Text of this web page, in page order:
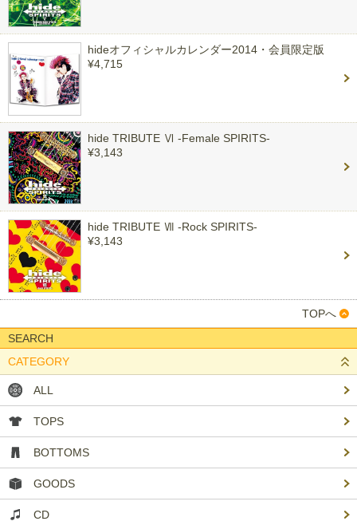
hideオフィシャルカレンダー2014・会員限定版
¥4,715
hide TRIBUTE Ⅵ -Female SPIRITS-
¥3,143
hide TRIBUTE Ⅶ -Rock SPIRITS-
¥3,143
TOPへ
SEARCH
CATEGORY
ALL
TOPS
BOTTOMS
GOODS
CD